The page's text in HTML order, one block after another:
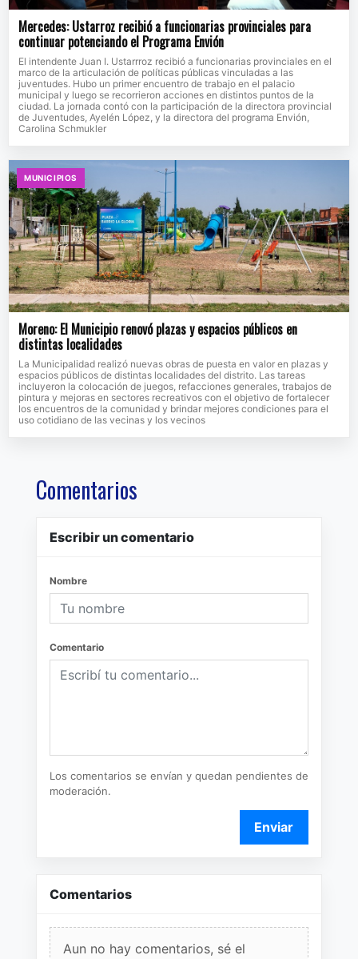
Mercedes: Ustarroz recibió a funcionarias provinciales para
continuar potenciando el Programa Envión
El intendente Juan I. Ustarrroz recibió a funcionarias provinciales en el
marco de la articulación de políticas públicas vinculadas a las
juventudes. Hubo un primer encuentro de trabajo en el palacio
municipal y luego se recorrieron acciones en distintos puntos de la
ciudad. La jornada contó con la participación de la directora provincial
de Juventudes, Ayelén López, y la directora del programa Envión,
Carolina Schmukler
MUNICIPIOS
Moreno: El Municipio renovó plazas y espacios públicos en
distintas localidades
La Municipalidad realizó nuevas obras de puesta en valor en plazas y
espacios públicos de distintas localidades del distrito. Las tareas
incluyeron la colocación de juegos, refacciones generales, trabajos de
pintura y mejoras en sectores recreativos con el objetivo de fortalecer
los encuentros de la comunidad y brindar mejores condiciones para el
uso cotidiano de las vecinas y los vecinos
Comentarios
Escribir un comentario
Nombre
Comentario
Los comentarios se envían y quedan pendientes de
moderación.
Enviar
Comentarios
Aun no hay comentarios, sé el